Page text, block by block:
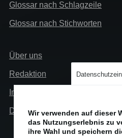
Glossar nach Schlagzeile
Glossar nach Stichworten
Links
Über uns
Redaktion
Impressum
Datenschutz
Wir verwenden auf dieser
das Nutzungserlebnis zu
ihre Wahl und speichern